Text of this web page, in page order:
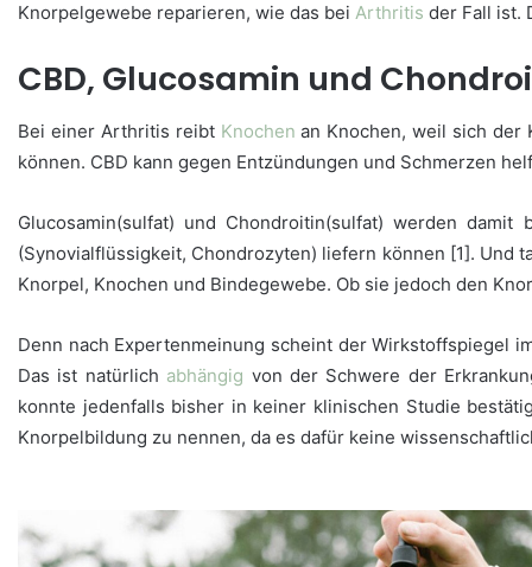
Knorpelgewebe reparieren, wie das bei Arthritis der Fall ist.
CBD, Glucosamin und
Bei einer Arthritis reibt Knochen an Knochen, weil sich der
können. CBD kann gegen Entzündungen und Schmerzen
Glucosamin(sulfat) und Chondroitin(sulfat) werden
(Synovialflüssigkeit, Chondrozyten) liefern können [1]. Und
Knorpel, Knochen und Bindegewebe. Ob sie jedoch den
Denn nach Expertenmeinung scheint der Wirkstoffspiegel
Das ist natürlich abhängig von der Schwere der
konnte jedenfalls bisher in keiner klinischen Studie
Knorpelbildung zu nennen, da es dafür keine